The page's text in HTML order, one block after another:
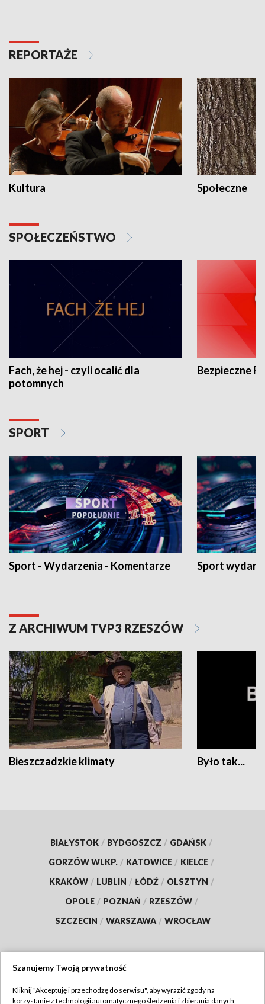
REPORTAŻE
Kultura Społeczne
SPOŁECZEŃSTWO
Fach, że hej - czyli ocalić dla
potomnych
Bezpieczne
SPORT
Sport - Wydarzenia - Komentarze Sport
Z ARCHIWUM TVP3 RZESZÓW
Bieszczadzkie klimaty Było tak...
BIAŁYSTOK / BYDGOSZCZ / GDAŃSK /
GORZÓW WLKP. / KATOWICE / KIELCE /
KRAKÓW / LUBLIN / ŁÓDŹ / OLSZTYN /
OPOLE / POZNAŃ / RZESZÓW /
SZCZECIN / WARSZAWA / WROCŁAW
Szanujemy Twoją prywatność
Kliknij "Akceptuję i przechodzę do serwisu", aby wyrazić zgody na
korzystanie z technologii automatycznego śledzenia i zbierania danych,